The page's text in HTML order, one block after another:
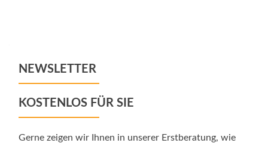
NEWSLETTER
KOSTENLOS FÜR SIE
Gerne zeigen wir Ihnen in unserer Erstberatung, wie